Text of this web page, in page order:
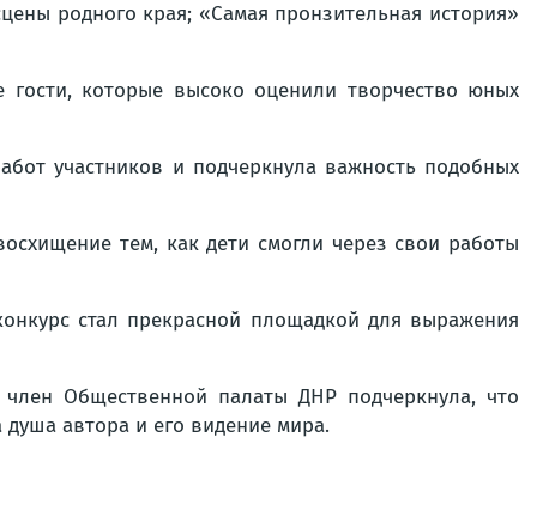
родного края; «Самая пронзительная история»
гости, которые высоко оценили творчество юных
участников и подчеркнула важность подобных
тем, как дети смогли через свои работы
стал прекрасной площадкой для выражения
член Общественной палаты ДНР подчеркнула, что
автора и его видение мира.